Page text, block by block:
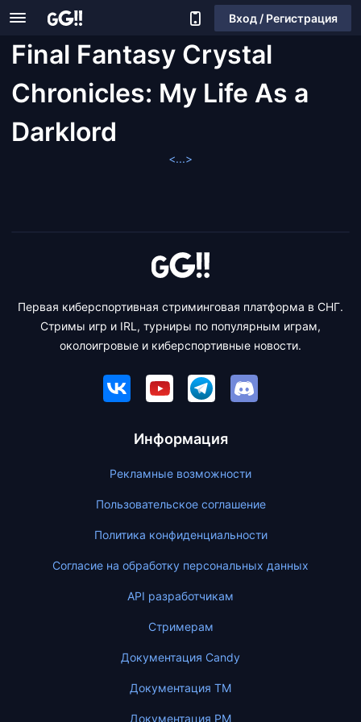
Вход / Регистрация
Final Fantasy Crystal
Chronicles: My Life As a
Darklord
<...>
Первая киберспортивная стриминговая платформа в СНГ.
Стримы игр и IRL, турниры по популярным играм,
околоигровые и киберспортивные новости.
Информация
Рекламные возможности
Пользовательское соглашение
Политика конфиденциальности
Согласие на обработку персональных данных
API разработчикам
Стримерам
Документация Candy
Документация ТМ
Документация PM